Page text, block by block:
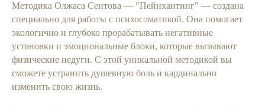
Методика Олжаса Сеитова — "Пейнхантинг" — создана
специально для работы с психосоматикой. Она помогает
экологично и глубоко прорабатывать негативные
установки и эмоциональные блоки, которые вызывают
физические недуги. С этой уникальной методикой вы
сможете устранить душевную боль и кардинально
изменить свою жизнь.